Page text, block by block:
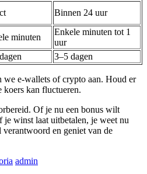
Binnen 24 uur
minuten
Enkele minuten tot 1
uur
3–5 dagen
we e-wallets of crypto aan. Houd er
koers kan fluctueren.
Of je nu een bonus wilt
je winst laat uitbetalen, je weet nu
en geniet van de
admin